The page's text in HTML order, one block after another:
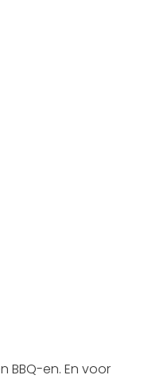
BBQ-en. En voor